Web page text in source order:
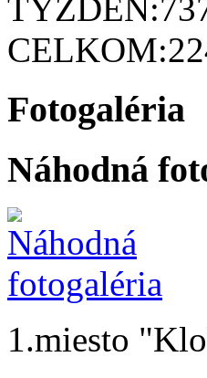
TÝŽDEŇ:
CELKOM:
Fotogaléria
Náhodná
1.miesto